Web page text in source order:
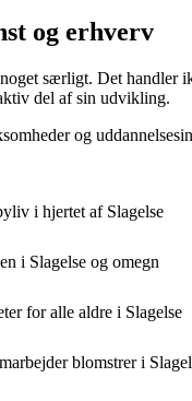
og erhverv
særligt. Det
del af sin udvikling.
og
i hjertet af Slagelse
i Slagelse og omegn
for alle aldre i Slagelse
blomstrer i